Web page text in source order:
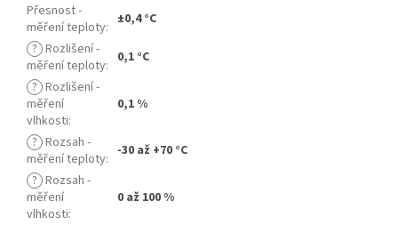
Přesnost -
měření teploty: ±0,4 °C
? Rozlišení -
měření teploty: 0,1 °C
? Rozlišení -
měření
vlhkosti:
0,1 %
? Rozsah -
měření teploty: -30 až +70 °C
? Rozsah -
měření
vlhkosti:
0 až 100 %